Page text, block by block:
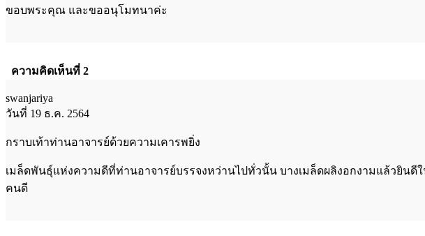
ขอบพระคุณ และขออนุโมทนาค่ะ
ความคิดเห็นที่ 2
swanjariya
วันที่ 19 ธ.ค. 2564
กราบเท้าท่านอาจารย์ด้วยความเคารพยิ่ง
เมล็ดพันธุ์แห่งความดีที่ท่านอาจารย์บรรจงหว่านไปทั่วนั้น บางเมล็ดผลิงอกงามแล้วยิ
คนดี